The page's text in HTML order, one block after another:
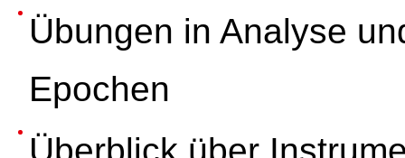
Übungen in Analyse
Epochen